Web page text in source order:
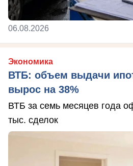
06.08.2026
Экономика
ВТБ: объем выдачи
вырос на 38%
ВТБ за семь месяцев года
тыс. сделок